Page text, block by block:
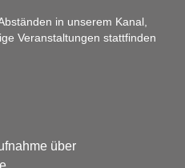
in unserem Kanal,
Veranstaltungen stattfinden
über